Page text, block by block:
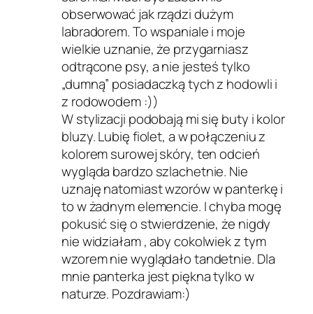
obserwować jak rządzi dużym
labradorem. To wspaniale i moje
wielkie uznanie, że przygarniasz
odtrącone psy, a nie jesteś tylko
„dumną” posiadaczką tych z hodowli i
z rodowodem :))
W stylizacji podobają mi się buty i kolor
bluzy. Lubię fiolet, a w połączeniu z
kolorem surowej skóry, ten odcień
wygląda bardzo szlachetnie. Nie
uznaję natomiast wzorów w panterkę i
to w żadnym elemencie. I chyba mogę
pokusić się o stwierdzenie, że nigdy
nie widziałam , aby cokolwiek z tym
wzorem nie wyglądało tandetnie. Dla
mnie panterka jest piękna tylko w
naturze. Pozdrawiam:)